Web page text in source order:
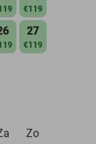
€119
27
€119
Zo